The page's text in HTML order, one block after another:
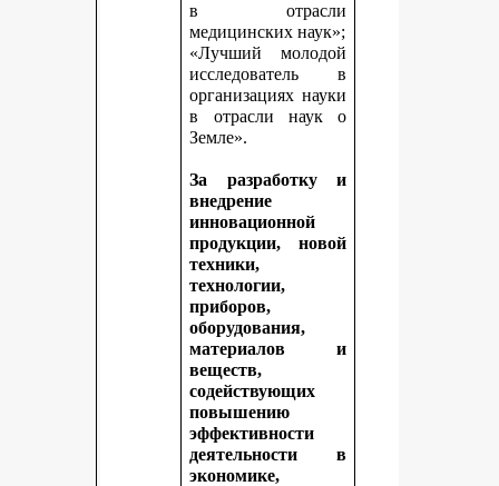
в отрасли
медицинских наук»;
«Лучший молодой
исследователь в
организациях науки
в отрасли наук о
Земле».
За разработку и
внедрение
инновационной
продукции, новой
техники,
технологии,
приборов,
оборудования,
материалов и
веществ,
содействующих
повышению
эффективности
деятельности в
экономике,